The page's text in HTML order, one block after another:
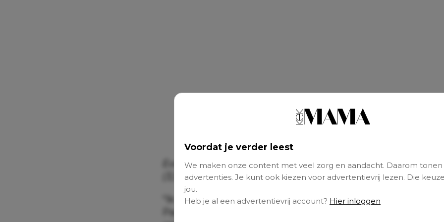
Voordat je verder leest
We maken onze content met veel zorg en aandacht. Daarom tonen
advertenties. Je kunt ook kiezen voor advertentievrij lezen. Die
jou.
Heb je al een advertentievrij account? Hier inloggen
Evelien (38), getrouwd met Paul (42), moeder van Mark
“Ik zat op mijn werk, onze twee kinderen veilig wetend
Paul, die papadag had, toen hij me belde omdat hij iets